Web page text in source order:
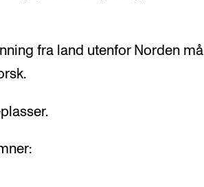
fra land utenfor Norden må